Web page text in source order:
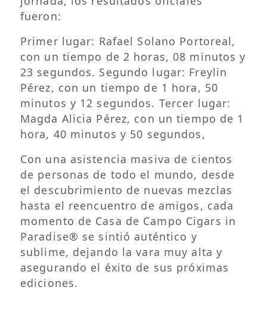
fueron:
Primer lugar: Rafael Solano Portoreal,
con un tiempo de 2 horas, 08 minutos y
23 segundos. Segundo lugar: Freylin
Pérez, con un tiempo de 1 hora, 50
minutos y 12 segundos. Tercer lugar:
Magda Alicia Pérez, con un tiempo de 1
hora, 40 minutos y 50 segundos,
Con una asistencia masiva de cientos
de personas de todo el mundo, desde
el descubrimiento de nuevas mezclas
hasta el reencuentro de amigos, cada
momento de Casa de Campo Cigars in
Paradise® se sintió auténtico y
sublime, dejando la vara muy alta y
asegurando el éxito de sus próximas
ediciones.